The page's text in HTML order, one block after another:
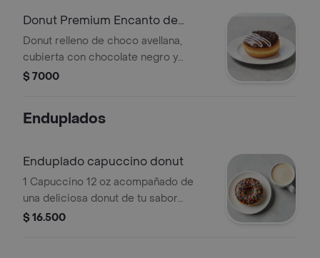
Donut Premium Encanto de
Chocolate
Donut relleno de choco avellana,
cubierta con chocolate negro y
grageas de chocolate
$ 7000
Enduplados
Enduplado capuccino donut
1 Capuccino 12 oz acompañado de
una deliciosa donut de tu sabor
preferido.
$ 16.500